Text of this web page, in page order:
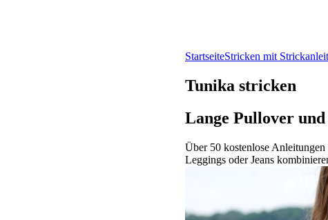
StartseiteStricken mit
Tunika stricken
Lange Pullover
Über 50 kostenlose
Leggings oder Jeans